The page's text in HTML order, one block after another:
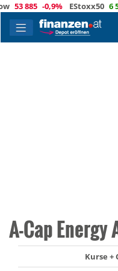
53 885 -0,9% EStoxx50 6 503
A-Cap Energy
Kurse +